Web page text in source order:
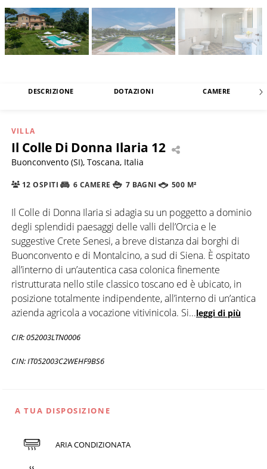
DESCRIZIONE DOTAZIONI CAMERE
VILLA
Il Colle Di Donna Ilaria 12
Buonconvento (SI), Toscana, Italia
12 OSPITI 6 CAMERE 7 BAGNI 500 M²
Il Colle di Donna Ilaria si adagia su un poggetto a dominio
degli splendidi paesaggi delle valli dell’Orcia e le
suggestive Crete Senesi, a breve distanza dai borghi di
Buonconvento e di Montalcino, a sud di Siena. È ospitato
all’interno di un’autentica casa colonica finemente
ristrutturata nello stile classico toscano ed è ubicato, in
posizione totalmente indipendente, all’interno di un’antica
azienda agricola a vocazione vitivinicola. Si...leggi di più
CIR: 052003LTN0006
CIN: IT052003C2WEHF9BS6
A TUA DISPOSIZIONE
ARIA CONDIZIONATA